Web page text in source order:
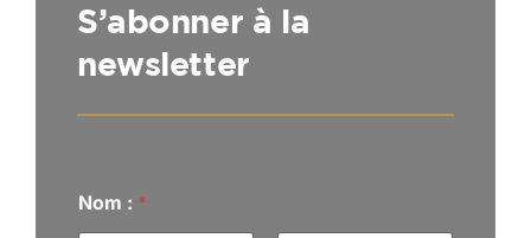
S’abonner à la
newsletter
Nom : *